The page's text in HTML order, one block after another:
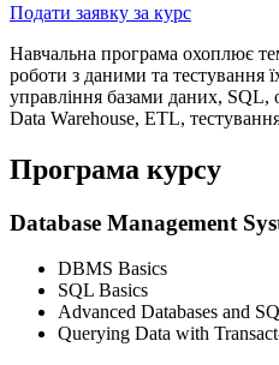
Подати заявку за курс
Навчальна програма охоплює
роботи з даними та тестування
управління базами даних, SQL,
Data Warehouse, ETL,
Програма курсу
Database Management
DBMS Basics
SQL Basics
Advanced Databases and
Querying Data with